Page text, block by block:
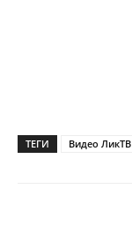
ТЕГИ Видео ЛикТВ